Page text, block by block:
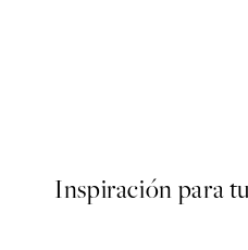
Inspiración para